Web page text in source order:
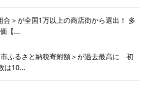
合＞が全国1万以上の商店街から選出！ 多
【...
ふるさと納税寄附額＞が過去最高に 初
は10...